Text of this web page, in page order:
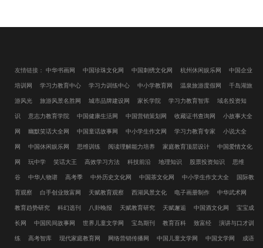
友情链接： 中华书画网 中国珍珠文化网 中国刺绣文化网 杭州休闲娱乐网 中国企业
培训网 学习力教育中心 学习力训练中心 中小学教育网 温泉旅游度假网 千岛湖旅
游风光 旅游风景名胜网 城市品牌建设网 家长学院 学习力教育智库 域名投资知
识 意志力教育学院 中国健康生活网 中国营销策划网 收藏证书查询网 小故事大全
网 幽默笑话大全网 中国童话故事网 中小学生作文网 学习力教育专家 小说大全
网 中国休闲娱乐网 思维训练 阅读理解能力培养 家庭教育顶层设计 中国爱情文化
网 玩中学 笑话大王 高效学习方法 科技前沿 地理知识 股票投资知识 思维
谷 中华人物谱 高考季 中外历史文化网 中国茶文化网 中小学生作文大全 国际教
育观察 白手创业致富网 天赋教育观察 西湖风景文化 电子画册制作 中华武术网
教育趋势研究 科幻选刊 八卦晚报 天赋教育研究 天赋邂逅 中国酒文化网 宝宝成
长网 中国民间故事网 世界儿童文学网 宝岛期刊 教育百科 致富经 演讲与口才训
练 高考智库 现代家庭教育网 网络营销传播网 中国儿童文学网 中国文学网 成语